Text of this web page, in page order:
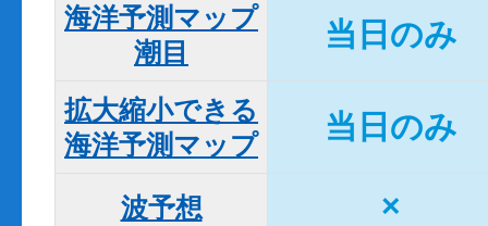
海洋予測マップ
潮目
当日のみ
拡大縮小できる
海洋予測マップ
当日のみ
波予想 ×